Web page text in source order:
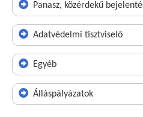
Panasz, közérdekű
Adatvédelmi tisztviselő
Egyéb
Álláspályázatok